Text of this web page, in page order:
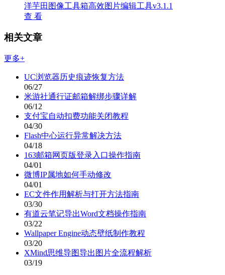
洋芋田图像工具箱高效图片编辑工具v3.1.1
查 看
相关文章
更多+
UC浏览器历史痕迹恢复方法
06/27
米游社通行证邮箱解绑步骤详解
06/12
支付宝自动扣费功能关闭教程
04/30
Flash中心运行异常解决方法
04/18
163邮箱网页版登录入口操作指南
04/01
微博IP属地如何手动修改
04/01
EC文件作用解析与打开方法指南
03/30
有道云笔记导出Word文档操作指南
03/22
Wallpaper Engine动态壁纸制作教程
03/20
XMind思维导图导出图片全流程解析
03/19